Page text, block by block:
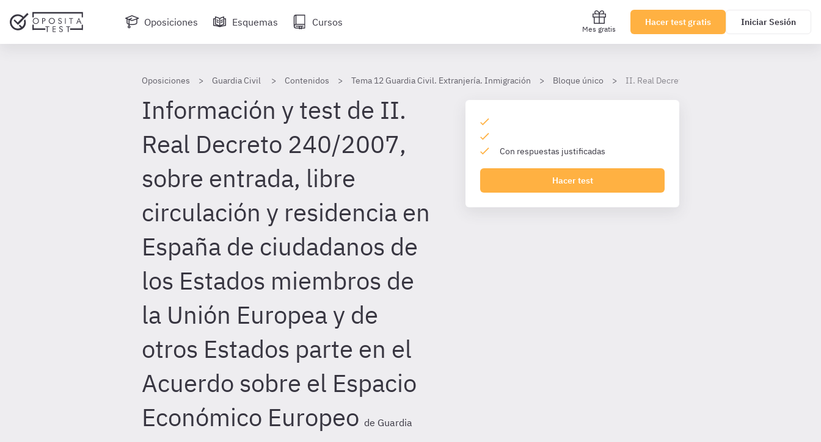
Oposiciones Esquemas Cursos
Mes gratis
Hacer test gratis Iniciar Sesión
Oposiciones Guardia Civil Contenidos Tema 12 Guardia Civil. Extranjería. Inmigración Bloque único II. Real Decreto 240/2007, sobre entrada, libre
Información y test de II.
Real Decreto 240/2007,
sobre entrada, libre
circulación y residencia en
España de ciudadanos de
los Estados miembros de
la Unión Europea y de
otros Estados parte en el
Acuerdo sobre el Espacio
Económico Europeo de Guardia
Con respuestas justificadas
Hacer test